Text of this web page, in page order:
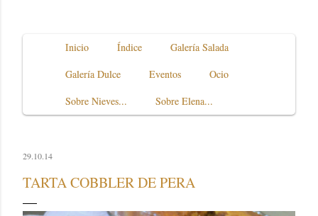
Inicio Índice
Galería Salada
Galería Dulce
Eventos
Ocio
Sobre Nieves...
Sobre Elena...
29.10.14
TARTA COBBLER DE PERA